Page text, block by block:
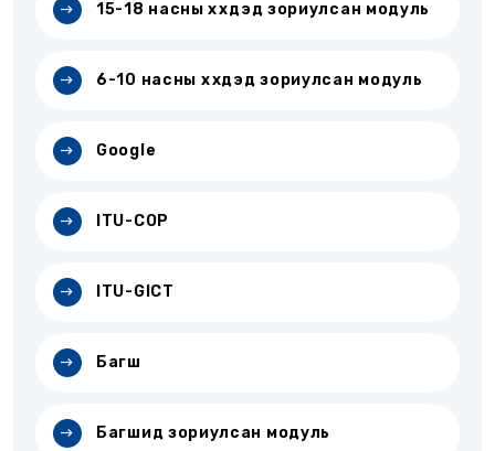
15-18 насны хүүхдэд зориулсан модуль
6-10 насны хүүхдэд зориулсан модуль
Google
ITU-COP
ITU-GICT
Багш
Багшид зориулсан модуль